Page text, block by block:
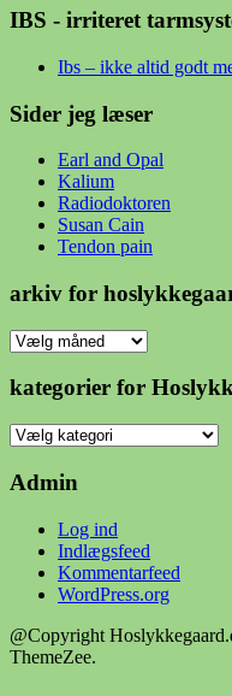
IBS - irriteret
Ibs – ikke altid godt
Sider jeg læser
Earl and Opal
Kalium
Radiodoktoren
Susan Cain
Tendon pain
arkiv for
arkiv
hoslykkegaard.dk
kategorier for
kategorier
Hoslykkegaard.dk
Admin
Log ind
Indlægsfeed
Kommentarfeed
WordPress.org
@Copyright
ThemeZee.